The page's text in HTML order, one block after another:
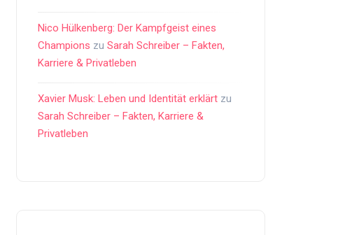
Nico Hülkenberg: Der Kampfgeist eines
Champions zu Sarah Schreiber – Fakten,
Karriere & Privatleben
Xavier Musk: Leben und Identität erklärt zu
Sarah Schreiber – Fakten, Karriere &
Privatleben